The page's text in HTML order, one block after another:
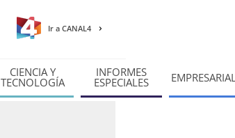
Ir a CANAL4
CIENCIA Y
TECNOLOGÍA
INFORMES
ESPECIALES